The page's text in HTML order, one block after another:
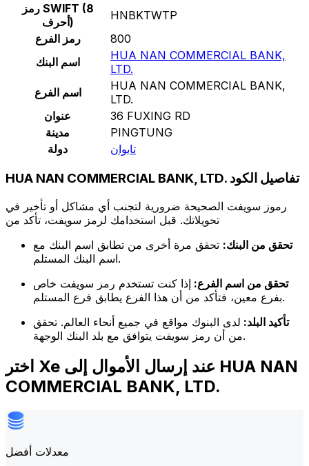
رمز SWIFT (8
أحرف)
HNBKTWTP
رمز الفرع
800
اسم البنك
HUA NAN COMMERCIAL BANK,
LTD.
اسم الفرع
HUA NAN COMMERCIAL BANK,
LTD.
عنوان
36 FUXING RD
مدينة
PINGTUNG
دولة
تايوان
HUA NAN COMMERCIAL BANK, LTD. تفاصيل الكود
رموز سويفت الصحيحة ضرورية لتجنب أي مشاكل أو تأخير في
تحويلاتك. قبل استخدامك لرمز سويفت، تأكد من
تحقق من البنك: تحقق مرة أخرى من تطابق اسم البنك مع
اسم البنك المستلم.
تحقق من اسم الفرع: إذا كنت تستخدم رمز سويفت خاص
بفرع معين، فتأكد من أن هذا الفرع يطابق فرع المستلم.
تأكيد البلد: لدى البنوك مواقع في جميع أنحاء العالم. تحقق
من أن رمز سويفت يتوافق مع بلد البنك الوجهة.
اختر Xe عند إرسال الأموال إلى HUA NAN
COMMERCIAL BANK, LTD.
معدلات أفضل